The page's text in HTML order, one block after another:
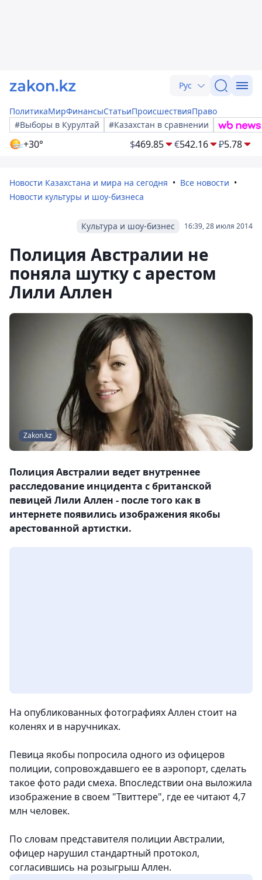
Рус
ПолитикаМирФинансыСтатьиПроисшествияПраво
#Выборы в Курултай
#Казахстан в сравнении
+30° $469.85 €542.16 ₽5.78
Новости Казахстана и мира на сегодня
Все новости
Новости культуры и шоу-бизнеса
16:39, 28 июля 2014
Культура и шоу-бизнес
Полиция Австралии не
поняла шутку с арестом
Лили Аллен
Zakon.kz
Полиция Австралии ведет внутреннее
расследование инцидента с британской
певицей Лили Аллен - после того как в
интернете появились изображения якобы
арестованной артистки.
На опубликованных фотографиях Аллен стоит на
коленях и в наручниках.
Певица якобы попросила одного из офицеров
полиции, сопровождавшего ее в аэропорт, сделать
такое фото ради смеха. Впоследствии она выложила
изображение в своем "Твиттере", где ее читают 4,7
млн человек.
По словам представителя полиции Австралии,
офицер нарушил стандартный протокол,
согласившись на розыгрыш Аллен.